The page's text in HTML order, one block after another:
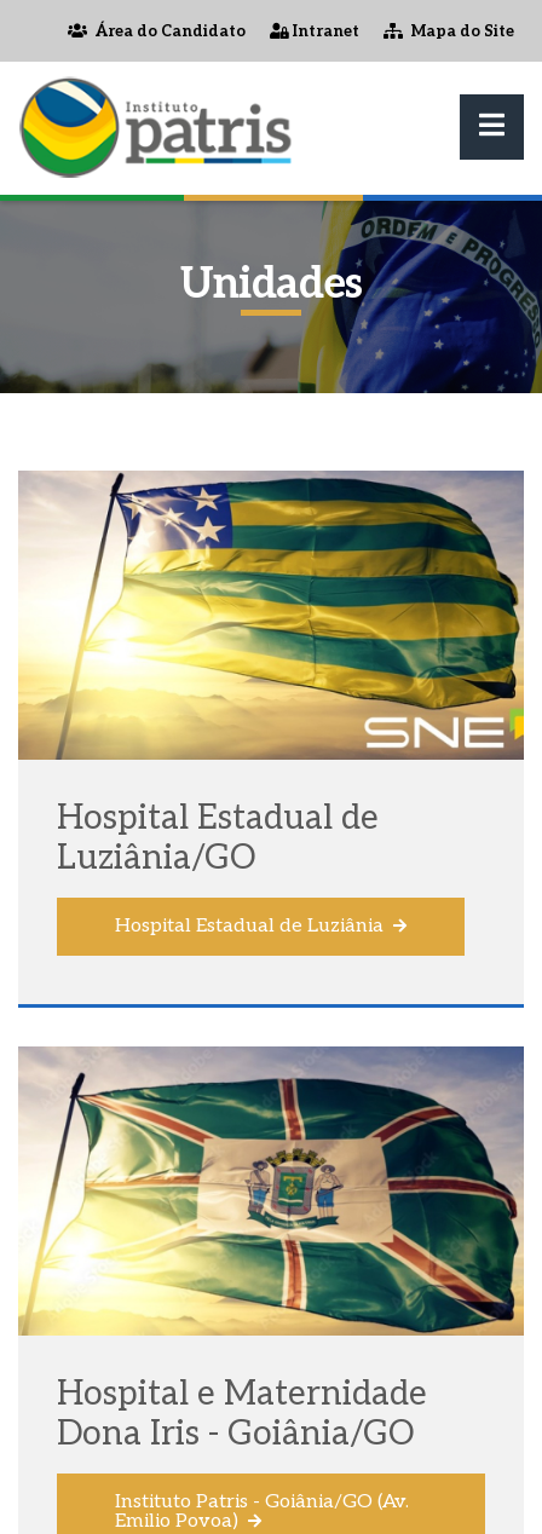
Área do Candidato Intranet Mapa do Site
Unidades
Hospital Estadual de
Luziânia/GO
Hospital Estadual de Luziânia
Hospital e Maternidade
Dona Iris - Goiânia/GO
Instituto Patris - Goiânia/GO (Av.
Emilio Povoa)